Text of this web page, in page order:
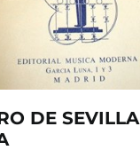
DE SEVILLA